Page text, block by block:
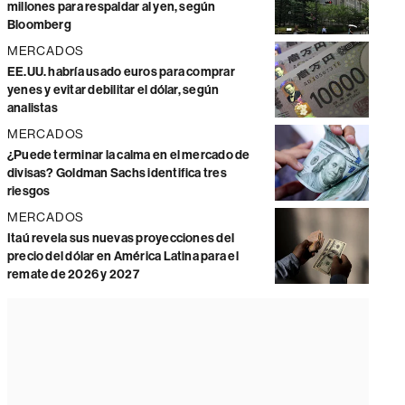
millones para respaldar al yen, según
Bloomberg
MERCADOS
EE.UU. habría usado euros para comprar
yenes y evitar debilitar el dólar, según
analistas
MERCADOS
¿Puede terminar la calma en el mercado de
divisas? Goldman Sachs identifica tres
riesgos
MERCADOS
Itaú revela sus nuevas proyecciones del
precio del dólar en América Latina para el
remate de 2026 y 2027